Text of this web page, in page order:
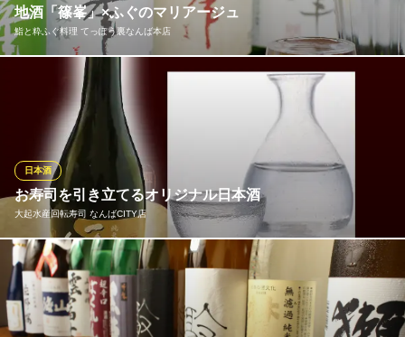
丹波炭火焼き鳥と和牛もつ鍋 煙～けむり～ 難波店
喫煙可難波もつ鍋焼き鳥
大阪メトロ御堂筋線なんば駅6番出口 徒歩2分
大阪府大阪市浪速区難波中1-12-13
地酒「篠峯」×ふぐのマリアージュ
鮨と粋ふぐ料理 てっぽう裏なんば本店
奈良県御所市の酒蔵で造られる「篠峯」。生産数量が少なく、近
隣の飲食店ではなかなか出合えない銘酒です。米本来の旨みを引
き出す“純米酒”タイプのお酒で、当店では「無濾過生酒」「ひやお
ろし」「どぶろく」など常時10種類程、幅広く取り揃えておりま
す。燗酒は、ぬる燗、熱燗などお好みで温度を調整できます。
鮨と粋ふぐ料理 てっぽう裏なんば本店
長崎直送とらふぐ×地酒
近鉄難波線近鉄日本橋駅 徒歩5分
大阪府大阪市中央区難波千日前3-4 1F
お寿司を引き立てるオリジナル日本酒
大起水産回転寿司 なんばCITY店
日本酒
美味しいお寿司には極上のお酒が欠かせません。当店では、お寿
司やお造りの味わいを最大限に引き立てるために造られた大起水
産オリジナルの美酒「天下の台所」をご用意しております。純米
吟醸、特別純米酒、特別本醸造と、お好みに合わせて選べるこだ